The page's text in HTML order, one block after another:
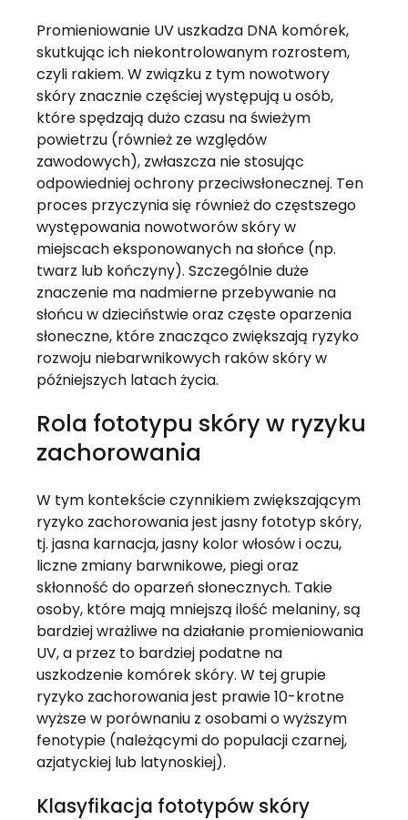
Promieniowanie UV uszkadza DNA komórek,
skutkując ich niekontrolowanym rozrostem,
czyli rakiem. W związku z tym nowotwory
skóry znacznie częściej występują u osób,
które spędzają dużo czasu na świeżym
powietrzu (również ze względów
zawodowych), zwłaszcza nie stosując
odpowiedniej ochrony przeciwsłonecznej. Ten
proces przyczynia się również do częstszego
występowania nowotworów skóry w
miejscach eksponowanych na słońce (np.
twarz lub kończyny). Szczególnie duże
znaczenie ma nadmierne przebywanie na
słońcu w dzieciństwie oraz częste oparzenia
słoneczne, które znacząco zwiększają ryzyko
rozwoju niebarwnikowych raków skóry w
późniejszych latach życia.
Rola fototypu skóry w ryzyku
zachorowania
W tym kontekście czynnikiem zwiększającym
ryzyko zachorowania jest jasny fototyp skóry,
tj. jasna karnacja, jasny kolor włosów i oczu,
liczne zmiany barwnikowe, piegi oraz
skłonność do oparzeń słonecznych. Takie
osoby, które mają mniejszą ilość melaniny, są
bardziej wrażliwe na działanie promieniowania
UV, a przez to bardziej podatne na
uszkodzenie komórek skóry. W tej grupie
ryzyko zachorowania jest prawie 10-krotne
wyższe w porównaniu z osobami o wyższym
fenotypie (należącymi do populacji czarnej,
azjatyckiej lub latynoskiej).
Klasyfikacja fototypów skóry